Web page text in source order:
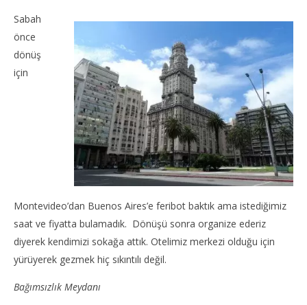
NOW VIEWING
Arjantin – Uruguay; Montevideo Gezilecek Yerler
Ağustos
2014
TheGutan
Sabah
önce
dönüş
için
Montevideo’dan Buenos Aires’e feribot baktık ama istediğimiz
saat ve fiyatta bulamadık. Dönüşü sonra organize ederiz
diyerek kendimizi sokağa attık. Otelimiz merkezi olduğu için
yürüyerek gezmek hiç sıkıntılı değil.
Bağımsızlık Meydanı